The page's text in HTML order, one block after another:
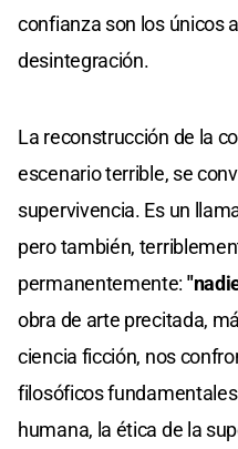
confianza son los únicos
desintegración.
La reconstrucción de la
escenario terrible, se
supervivencia. Es un
pero también,
permanentemente:
obra de arte precitada,
ciencia ficción, nos
filosóficos
humana, la ética de la